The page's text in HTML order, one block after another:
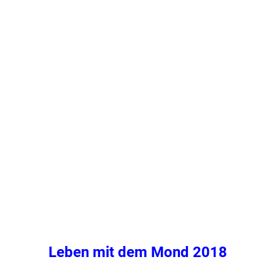
Leben mit dem Mond 2018